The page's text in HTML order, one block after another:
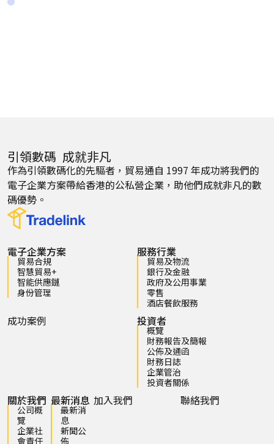
引領數碼 成就非凡
作為引領數碼化的先驅者，貿易通自 1997 年成功將我們的
電子企業方案帶給香港的公私營企業，助他們成就非凡的數
碼優勢。
電子企業方案
貿易合規
智慧貿易+
智能供應鏈
身份管理
服務行業
貿易及物流
銀行及金融
政府及公用事業
零售
酒店餐飲服務
成功案例 投資者
概覽
財務報告及簡報
公佈及通函
財務日誌
企業管治
投資者關係
關於我們
公司概
覽
企業社
會責任
最新消息
最新消
息
新聞公
佈
加入我們 聯絡我們